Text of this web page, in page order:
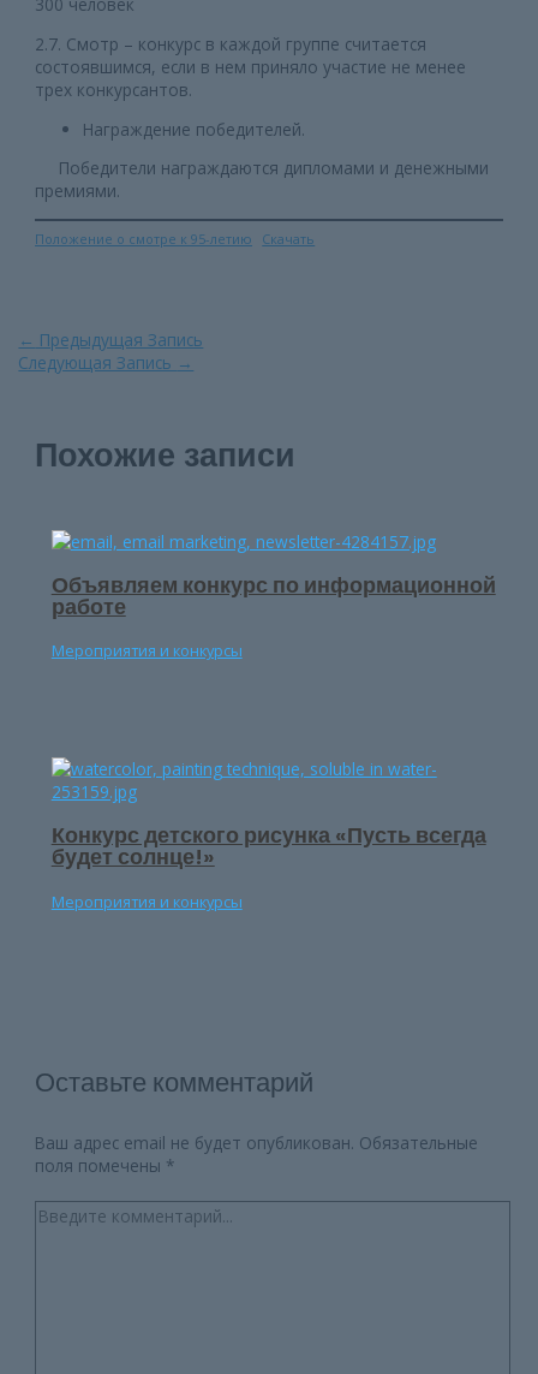
2.7. Смотр – конкурс в каждой группе считается
состоявшимся, если в нем приняло участие не менее
трех конкурсантов.
Награждение победителей.
Победители награждаются дипломами и денежными
премиями.
Положение о смотре к 95-летию Скачать
Навигация
по
← Предыдущая Запись
Следующая Запись →
Похожие записи
Объявляем конкурс по информационной
работе
Мероприятия и конкурсы
Конкурс детского рисунка «Пусть всегда
будет солнце!»
Мероприятия и конкурсы
Оставьте комментарий
Ваш адрес email не будет опубликован. Обязательные
поля помечены *
Введите